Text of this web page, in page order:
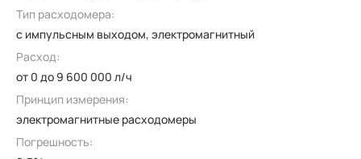
Тип расходомера:
с импульсным выходом, электромагнитный
Расход:
от 0 до 9 600 000 л/ч
Принцип измерения:
электромагнитные расходомеры
Погрешность: